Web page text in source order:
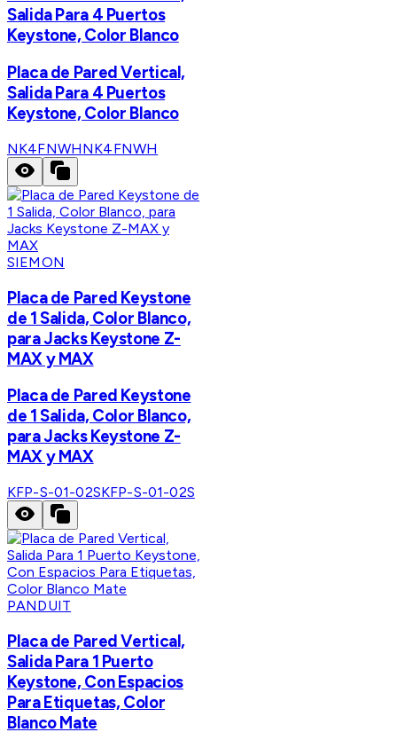
Salida Para 4 Puertos
Keystone, Color Blanco
Placa de Pared Vertical,
Salida Para 4 Puertos
Keystone, Color Blanco
NK4FNWHNK4FNWH
SIEMON
Placa de Pared Keystone
de 1 Salida, Color Blanco,
para Jacks Keystone Z-
MAX y MAX
Placa de Pared Keystone
de 1 Salida, Color Blanco,
para Jacks Keystone Z-
MAX y MAX
KFP-S-01-02SKFP-S-01-02S
PANDUIT
Placa de Pared Vertical,
Salida Para 1 Puerto
Keystone, Con Espacios
Para Etiquetas, Color
Blanco Mate